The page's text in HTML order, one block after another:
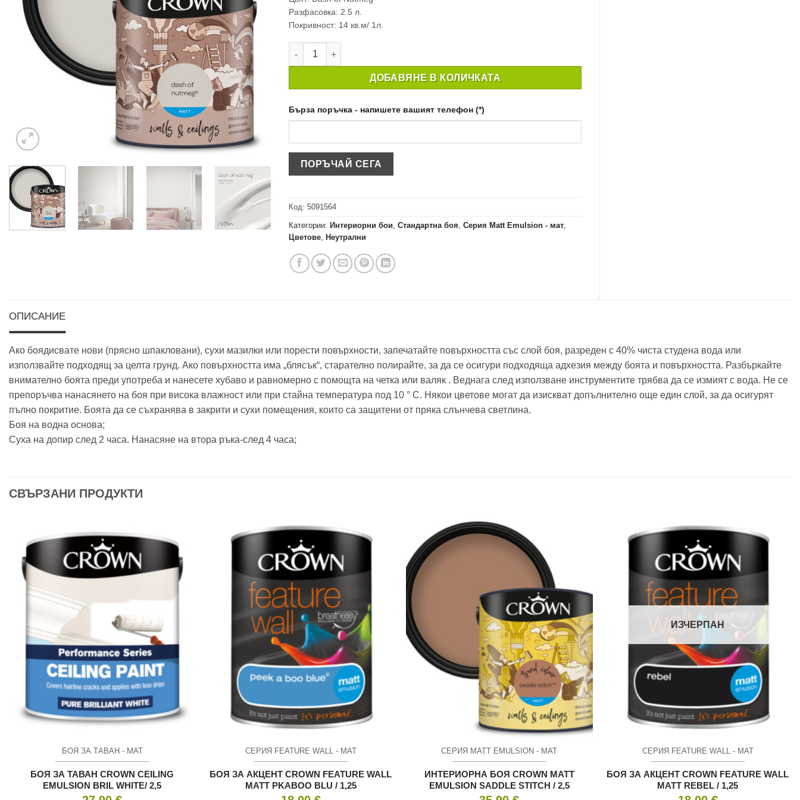
Разфасовка: 2.5 л.
Покривност: 14 кв.м/ 1л.
количество за ИНТЕРИОРНА БОЯ CROWN MATT EMULSION DASH NUTMG / 2,5
ДОБАВЯНЕ В КОЛИЧКАТА
Бърза поръчка - напишете вашият телефон (*)
Код:5091564
Категории:Интериорни бои ,Стандартна боя ,Серия Matt Emulsion - мат
Цветове ,Неутрални
ОПИСАНИЕ
Ако боядисвате нови (прясно шпакловани), сухи мазилки или порести повърхности, запечатайте повърхността със слой боя, разреден с 40% чиста студена вода или
използвайте подходящ за целта грунд. Ако повърхността има „блясък“, старателно полирайте, за да се осигури подходяща адхезия между боята и повърхността. Разбъркайте
внимателно боята преди употреба и нанесете хубаво и равномерно с помощта на четка или валяк . Веднага след използване инструментите трябва да се измият с вода. Не се
препоръчва нанасянето на боя при висока влажност или при стайна температура под 10 ° C. Някои цветове могат да изискват допълнително още един слой, за да осигурят
пълно покритие. Боята да се съхранява в закрити и сухи помещения, които са защитени от пряка слънчева светлина.
Боя на водна основа;
Суха на допир след 2 часа. Нанасяне на втора ръка-след 4 часа;
СВЪРЗАНИ ПРОДУКТИ
БОЯ ЗА ТАВАН - МАТ
БОЯ ЗА ТАВАН CROWN CEILING
EMULSION BRIL WHITE/ 2,5
СЕРИЯ FEATURE WALL - МАТ
БОЯ ЗА АКЦЕНТ CROWN FEATURE WALL
MATT PKABOO BLU / 1,25
СЕРИЯ MATT EMULSION - МАТ
ИНТЕРИОРНА БОЯ CROWN MATT
EMULSION SADDLE STITCH / 2,5
ИЗЧЕРПАН
СЕРИЯ FEATURE WALL - МАТ
БОЯ ЗА АКЦЕНТ CROWN FEATURE WALL
MATT REBEL / 1,25